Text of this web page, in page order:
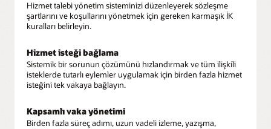
Hizmet talebi yönetim sisteminizi düzenleyerek sözleşme
şartlarını ve koşullarını yönetmek için gereken karmaşık İK
kuralları belirleyin.
Hizmet isteği bağlama
Sistemik bir sorunun çözümünü hızlandırmak ve tüm ilişkili
isteklerde tutarlı eylemler uygulamak için birden fazla hizmet
isteğini tek vakaya bağlayın.
Kapsamlı vaka yönetimi
Birden fazla süreç adımı, uzun vadeli izleme, yazışma,